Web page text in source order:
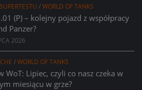
/WORLD OF TANKS
(P) – kolejny pojazd z współpracy
Panzer?
2026
/WORLD OF TANKS
WoT: Lipiec, czyli co nasz czeka w
miesiącu w grze?